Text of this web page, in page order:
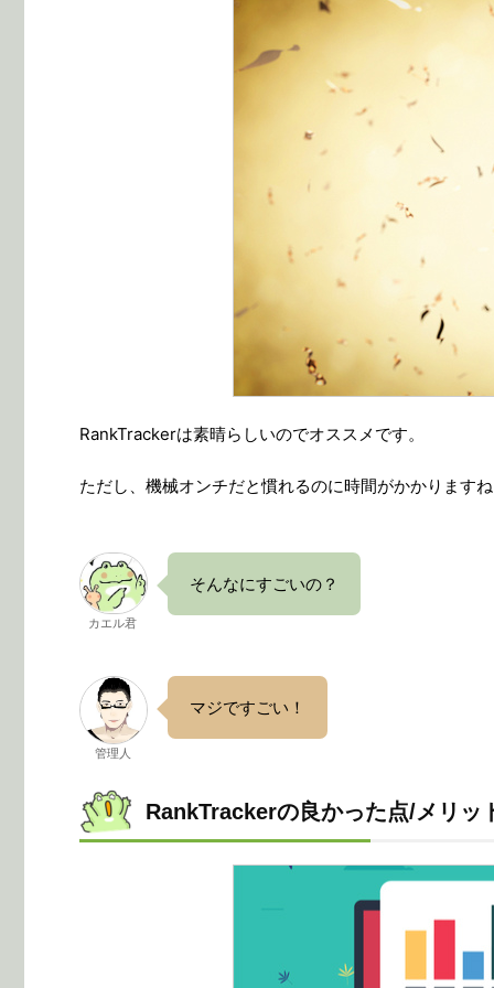
RankTrackerは素晴らしいのでオススメです。
ただし、機械オンチだと慣れるのに時間がかかります
カエル君
そんなにすごいの？
管理人
マジですごい！
RankTrackerの良かった点/メリッ